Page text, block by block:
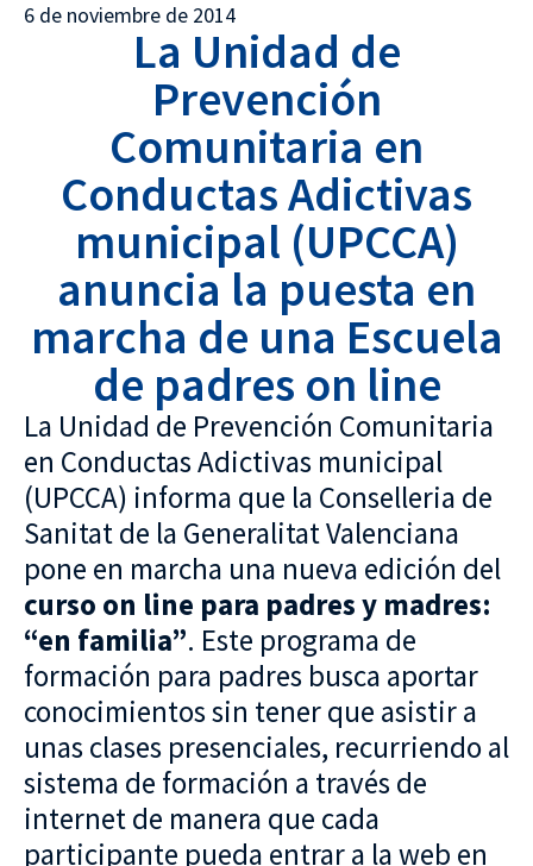
6 de noviembre de 2014
La Unidad de
Prevención
Comunitaria en
Conductas Adictivas
municipal (UPCCA)
anuncia la puesta en
marcha de una Escuela
de padres on line
La Unidad de Prevención Comunitaria
en Conductas Adictivas municipal
(UPCCA) informa que la Conselleria de
Sanitat de la Generalitat Valenciana
pone en marcha una nueva edición del
curso on line para padres y madres:
“en familia”. Este programa de
formación para padres busca aportar
conocimientos sin tener que asistir a
unas clases presenciales, recurriendo al
sistema de formación a través de
internet de manera que cada
participante pueda entrar a la web en